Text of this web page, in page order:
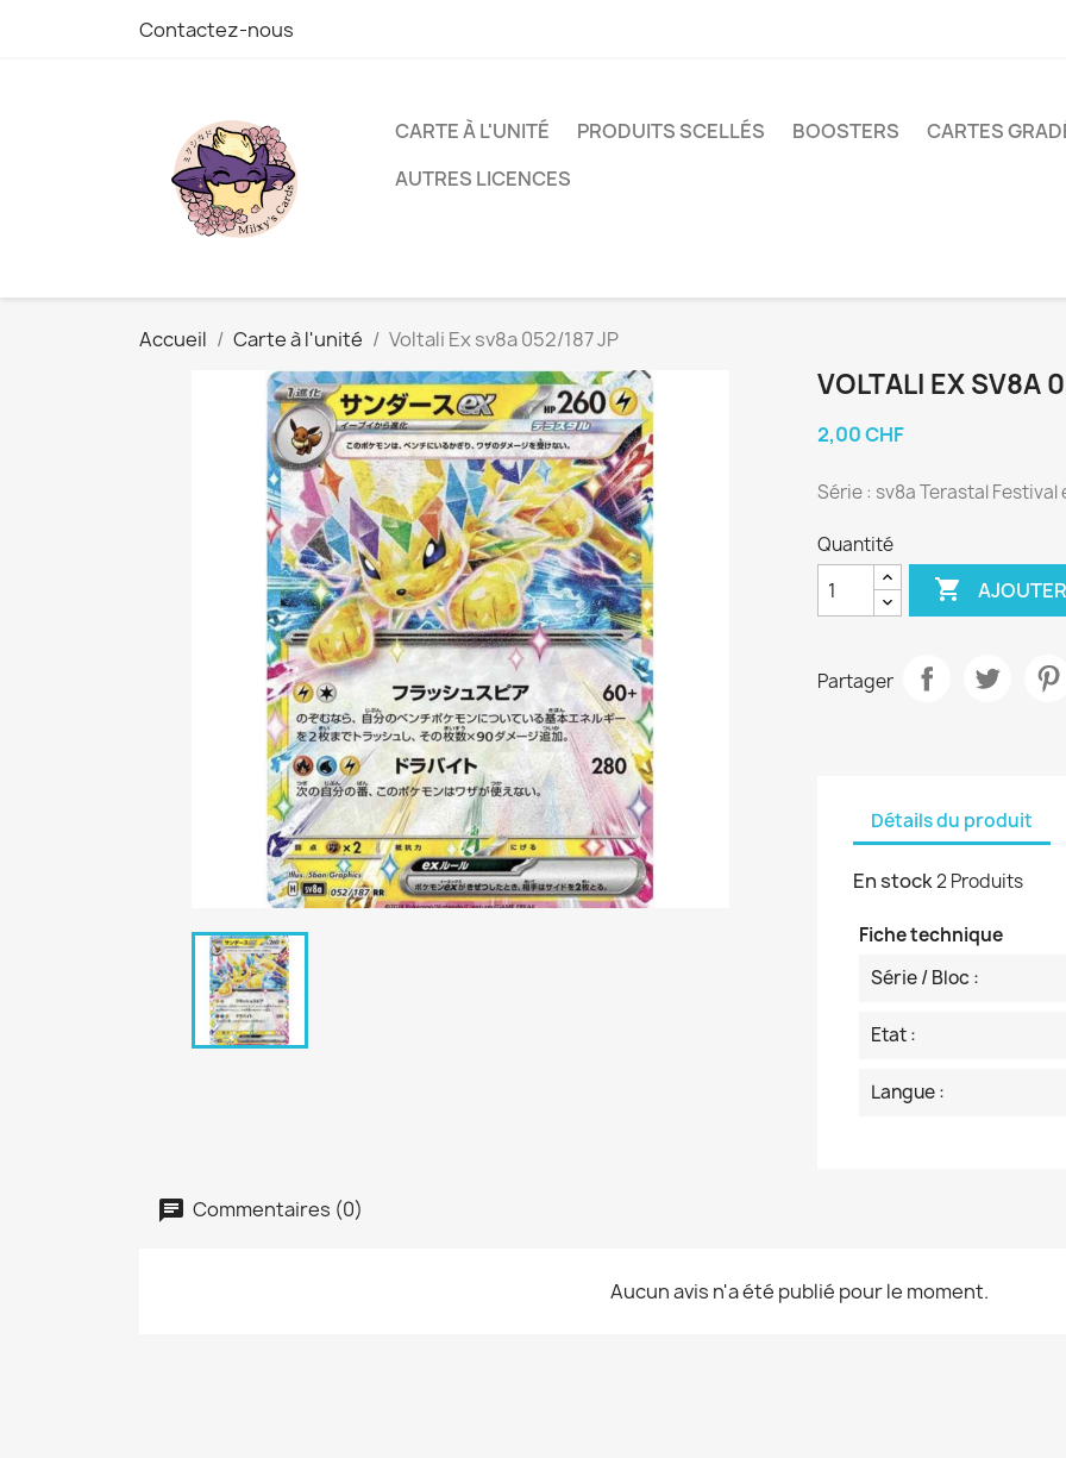
Contactez-nous
CARTE À L'UNITÉ PRODUITS SCELLÉS BOOSTERS CARTES
AUTRES LICENCES
Accueil Carte à l'unité Voltali Ex sv8a 052/187 JP
VOLTALI EX SV8A
2,00 CHF
Série : sv8a Terastal Festival
Quantité

Partager
Détails du produit
En stock2 Produits
Fiche technique
Série / Bloc :
Etat :
Langue :
Commentaires (0)
Aucun avis n'a été publié pour le moment.